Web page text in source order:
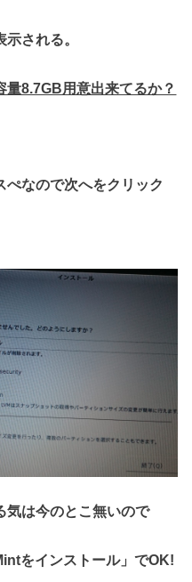
される。
量8.7GB用意出来てるか？
ぺなので次へをクリック
気は今のとこ無いので
をインストール」でOK!